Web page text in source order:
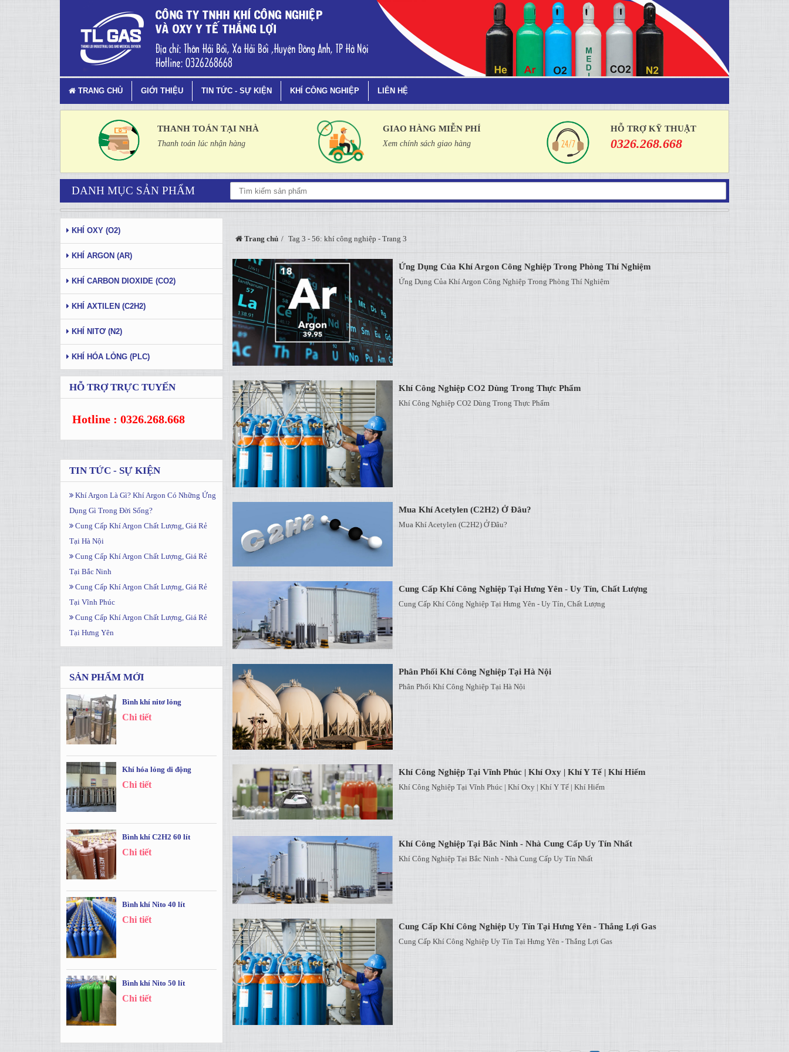
Tag 3 - 56: khí công nghiệp - Trang 3
TRANG CHỦ GIỚI THIỆU TIN TỨC - SỰ KIỆN KHÍ CÔNG NGHIỆP LIÊN HỆ
THANH TOÁN TẠI NHÀ
Thanh toán lúc nhận hàng
GIAO HÀNG MIỄN PHÍ
Xem chính sách giao hàng
HỖ TRỢ KỸ THUẬT
0326.268.668
DANH MỤC SẢN PHẨM
Trang chủ Tag 3 - 56: khí công nghiệp - Trang 3
Ứng Dụng Của Khí Argon Công Nghiệp Trong Phòng Thí Nghiệm
Ứng Dụng Của Khí Argon Công Nghiệp Trong Phòng Thí Nghiệm
Khí Công Nghiệp CO2 Dùng Trong Thực Phẩm
Khí Công Nghiệp CO2 Dùng Trong Thực Phẩm
Mua Khí Acetylen (C2H2) Ở Đâu?
Mua Khí Acetylen (C2H2) Ở Đâu?
Cung Cấp Khí Công Nghiệp Tại Hưng Yên - Uy Tín, Chất Lượng
Cung Cấp Khí Công Nghiệp Tại Hưng Yên - Uy Tín, Chất Lượng
Phân Phối Khí Công Nghiệp Tại Hà Nội
Phân Phối Khí Công Nghiệp Tại Hà Nội
Khí Công Nghiệp Tại Vĩnh Phúc | Khí Oxy | Khí Y Tế | Khí Hiếm
Khí Công Nghiệp Tại Vĩnh Phúc | Khí Oxy | Khí Y Tế | Khí Hiếm
Khí Công Nghiệp Tại Bắc Ninh - Nhà Cung Cấp Uy Tín Nhất
Khí Công Nghiệp Tại Bắc Ninh - Nhà Cung Cấp Uy Tín Nhất
Cung Cấp Khí Công Nghiệp Uy Tín Tại Hưng Yên - Thắng Lợi Gas
Cung Cấp Khí Công Nghiệp Uy Tín Tại Hưng Yên - Thắng Lợi Gas
KHÍ OXY (O2)
KHÍ ARGON (AR)
KHÍ CARBON DIOXIDE (CO2)
KHÍ AXTILEN (C2H2)
KHÍ NITƠ (N2)
KHÍ HÓA LỎNG (PLC)
HỖ TRỢ TRỰC TUYẾN
Hotline : 0326.268.668
TIN TỨC - SỰ KIỆN
Khí Argon Là Gì? Khí Argon Có Những Ứng
Dụng Gì Trong Đời Sống?
Cung Cấp Khí Argon Chất Lượng, Giá Rẻ
Tại Hà Nội
Cung Cấp Khí Argon Chất Lượng, Giá Rẻ
Tại Bắc Ninh
Cung Cấp Khí Argon Chất Lượng, Giá Rẻ
Tại Vĩnh Phúc
Cung Cấp Khí Argon Chất Lượng, Giá Rẻ
Tại Hưng Yên
SẢN PHẨM MỚI
Bình khí nitơ lỏng
Chi tiết
Khí hóa lỏng di động
Chi tiết
Bình khí C2H2 60 lít
Chi tiết
Bình khí Nito 40 lít
Chi tiết
Bình khí Nito 50 lít
Chi tiết